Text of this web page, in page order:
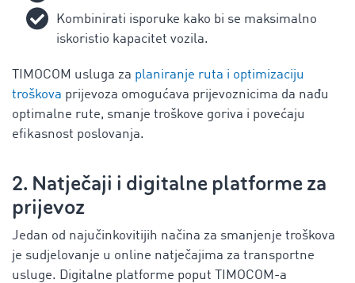
Kombinirati isporuke kako bi se maksimalno
iskoristio kapacitet vozila.
TIMOCOM usluga za planiranje ruta i optimizaciju
troškova prijevoza omogućava prijevoznicima da nađu
optimalne rute, smanje troškove goriva i povećaju
efikasnost poslovanja.
2. Natječaji i digitalne platforme za
prijevoz
Jedan od najučinkovitijih načina za smanjenje troškova
je sudjelovanje u online natječajima za transportne
usluge. Digitalne platforme poput TIMOCOM-a